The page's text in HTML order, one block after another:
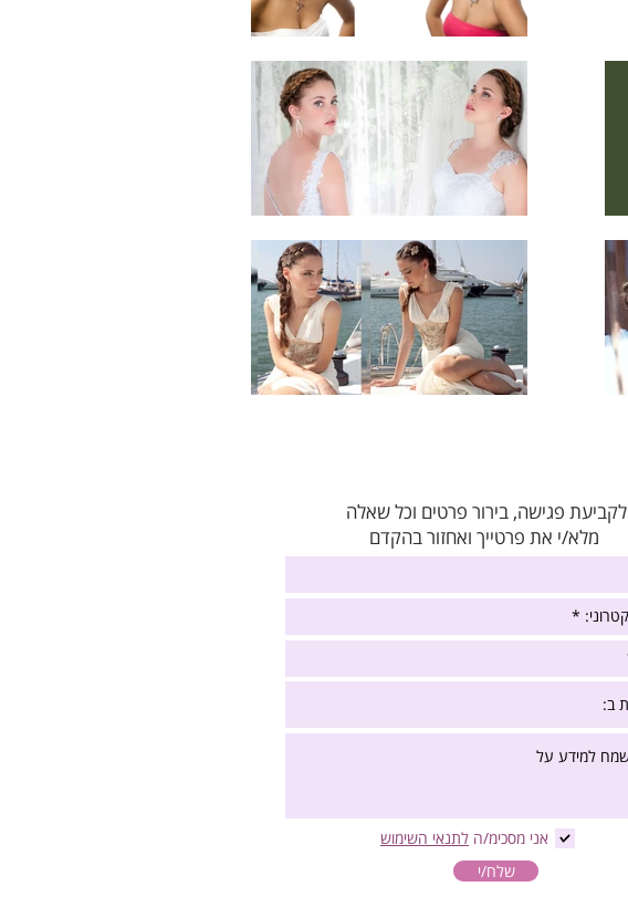
לקביעת פגישה, בירור פרטים וכל שאלה
מלא/י את פרטייך ואחזור בהקדם
אני מסכימ/ה לתנאי השימוש
שלח/י